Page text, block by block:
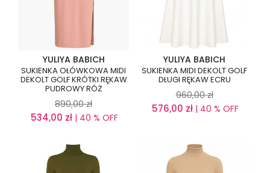
YULIYA BABICH
SUKIENKA OŁÓWKOWA MIDI
DEKOLT GOLF KRÓTKI RĘKAW
PUDROWY RÓŻ
890,00 zł
534,00 zł | 40 % OFF
YULIYA BABICH
SUKIENKA MIDI DEKOLT GOLF
DŁUGI RĘKAW ECRU
960,00 zł
576,00 zł | 40 % OFF